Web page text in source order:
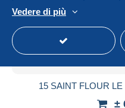
15 SAINT FLOUR
±
Vedere di più